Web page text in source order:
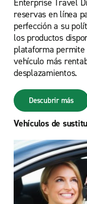
Enterprise Travel
reservas en línea
perfección a su
los productos
plataforma
vehículo más
desplazamientos.
Descubrir más
Vehículos de